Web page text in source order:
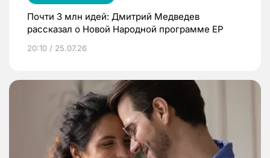
Почти 3 млн идей: Дмитрий Медведев
рассказал о Новой Народной программе ЕР
20:10 / 25.07.26